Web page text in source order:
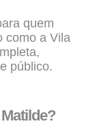
quem
como a Vila
público.